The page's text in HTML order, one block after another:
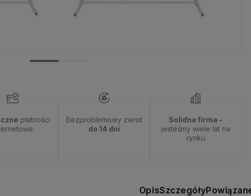
płatności
Bezproblemowy zwrot
do 14 dni
Solidna firma -
jesteśmy wiele lat na
rynku
OpisSzczegóły